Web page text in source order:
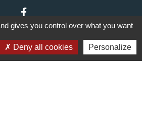
gives you control over what you want
Deny all cookies Personalize